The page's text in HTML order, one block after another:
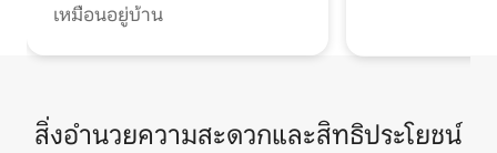
เหมือนอยู่บ้าน
สิ่งอำนวยความสะดวกและสิทธิประโยชน์